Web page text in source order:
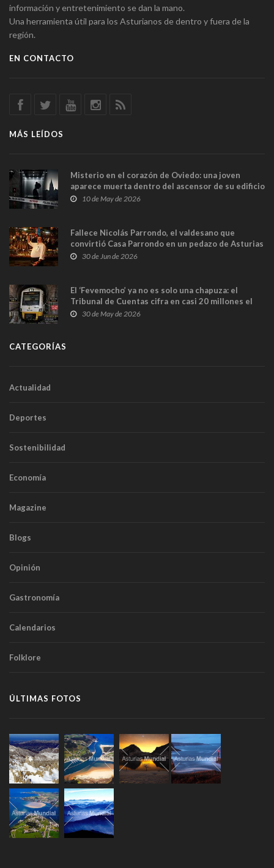
información y entretenimiento se dan la mano.
Una herramienta útil para los Asturianos de dentro y fuera de la
región.
EN CONTACTO
MÁS LEÍDOS
Misterio en el corazón de Oviedo: una joven
aparece muerta dentro del ascensor de su edificio
y las cámaras captan sus últimos minutos
10 de May de 2026
Fallece Nicolás Parrondo, el valdesano que
convirtió Casa Parrondo en un pedazo de Asturias
en Madrid
30 de Jun de 2026
El ‘Fevemocho’ ya no es solo una chapuza: el
Tribunal de Cuentas cifra en casi 20 millones el
sobrecoste de los trenes que no cabían por los
30 de May de 2026
CATEGORÍAS
Actualidad
Deportes
Sostenibilidad
Economía
Magazine
Blogs
Opinión
Gastronomía
Calendarios
Folklore
ÚLTIMAS FOTOS